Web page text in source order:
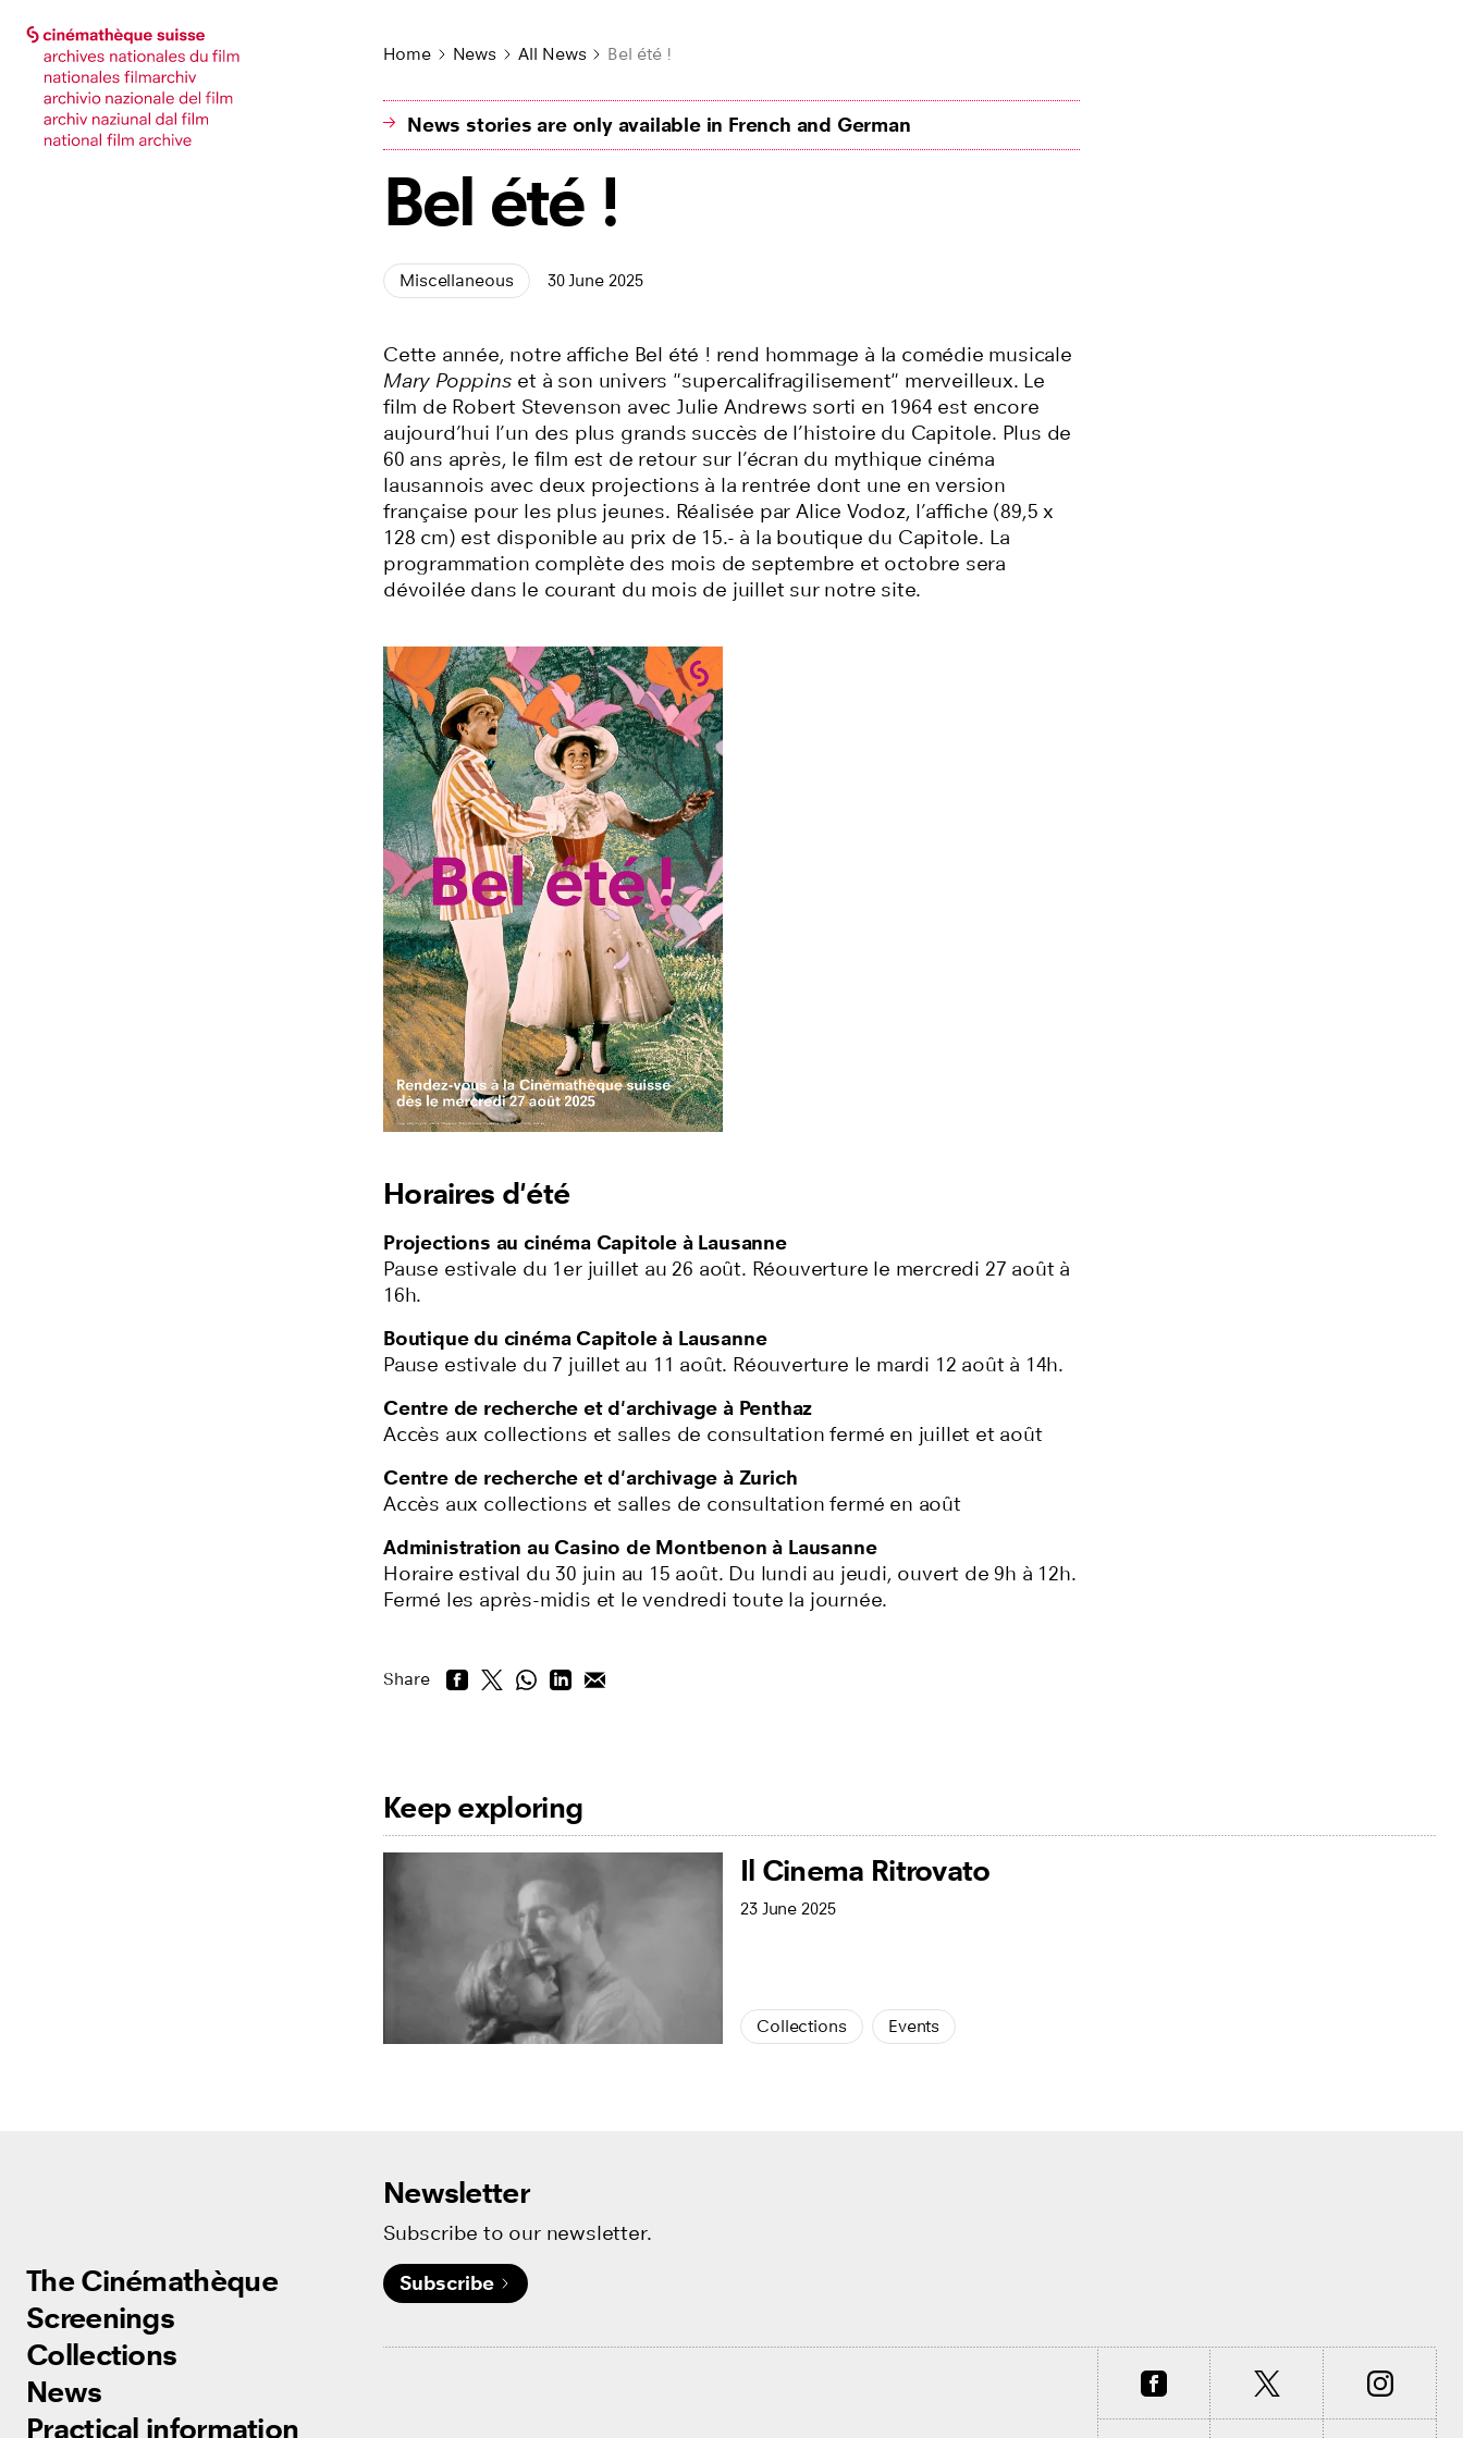
Go to main page
The Cinémathèque
Screenings
Collections
News
Practical information
Go to main page
The Cinémathèque
Screenings
Collections
News
Practical information
Home News All News Bel été !
News stories are only available in French and German
Bel été !
Miscellaneous 30 June 2025
Cette année, notre affiche Bel été ! rend hommage à la comédie musicale
Mary Poppins et à son univers "supercalifragilisement" merveilleux. Le
film de Robert Stevenson avec Julie Andrews sorti en 1964 est encore
aujourd’hui l’un des plus grands succès de l’histoire du Capitole. Plus de
60 ans après, le film est de retour sur l’écran du mythique cinéma
lausannois avec deux projections à la rentrée dont une en version
française pour les plus jeunes. Réalisée par Alice Vodoz, l’affiche (89,5 x
128 cm) est disponible au prix de 15.- à la boutique du Capitole. La
programmation complète des mois de septembre et octobre sera
dévoilée dans le courant du mois de juillet sur notre site.
Horaires d'été
Projections au cinéma Capitole à Lausanne
Pause estivale du 1er juillet au 26 août. Réouverture le mercredi 27 août à
16h.
Boutique du cinéma Capitole à Lausanne
Pause estivale du 7 juillet au 11 août. Réouverture le mardi 12 août à 14h.
Centre de recherche et d'archivage à Penthaz
Accès aux collections et salles de consultation fermé en juillet et août
Centre de recherche et d'archivage à Zurich
Accès aux collections et salles de consultation fermé en août
Administration au Casino de Montbenon à Lausanne
Horaire estival du 30 juin au 15 août. Du lundi au jeudi, ouvert de 9h à 12h.
Fermé les après-midis et le vendredi toute la journée.
Share
Keep exploring
Il Cinema Ritrovato
23 June 2025
Collections Events
Newsletter
Subscribe to our newsletter.
Subscribe